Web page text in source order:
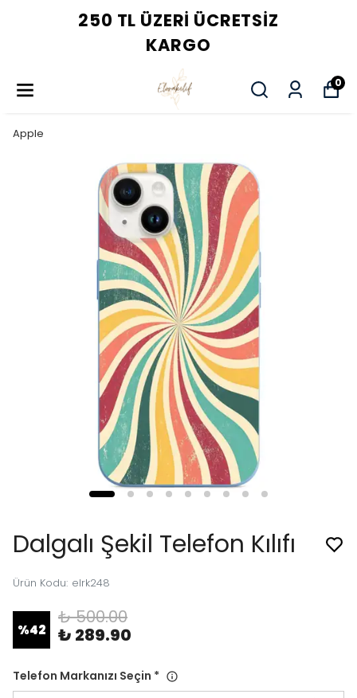
250 TL ÜZERI ÜCRETSIZ
KARGO
0
Apple
Dalgalı Şekil Telefon Kılıfı
Ürün Kodu: elrk248
%42
₺ 500.00
₺ 289.90
Telefon Markanızı Seçin *